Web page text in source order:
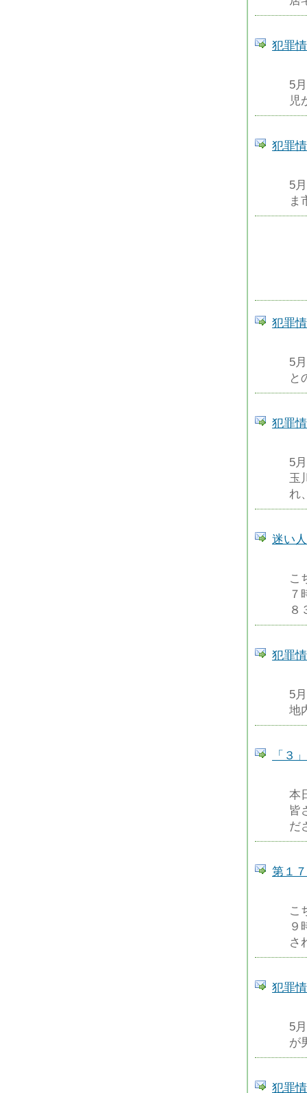
犯罪
5
児
犯罪
5
ま
犯罪
5
と
犯罪
5
玉
れ
迷い
こ
７
８
犯罪
5
地
「３
本
皆
だ
第１
こ
９
さ
犯罪
5
が
犯罪